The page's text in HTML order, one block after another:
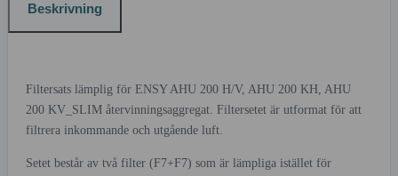
Beskrivning
Filtersats lämplig för ENSY AHU 200 H/V, AHU 200 KH, AHU
200 KV_SLIM återvinningsaggregat. Filtersetet är utformat för att
filtrera inkommande och utgående luft.
Setet består av två filter (F7+F7) som är lämpliga istället för